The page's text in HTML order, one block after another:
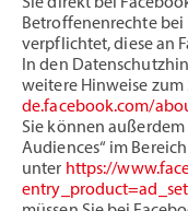
Betroffenenrechte
verpflichtet, diese an
In den
weitere Hinweise zum
de.facebook.com/
Sie können
Audiences“ im
unter https://